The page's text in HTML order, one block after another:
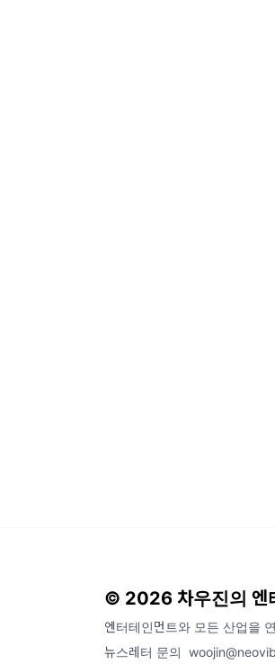
© 2026 차우진의 엔
엔터테인먼트와 모든 산업을
뉴스레터 문의